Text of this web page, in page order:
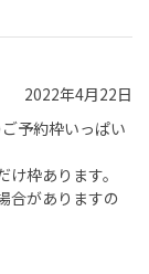
2022年4月22日
予約枠いっぱい
枠あります。
合がありますの